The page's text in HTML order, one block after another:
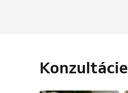
Konzultácie